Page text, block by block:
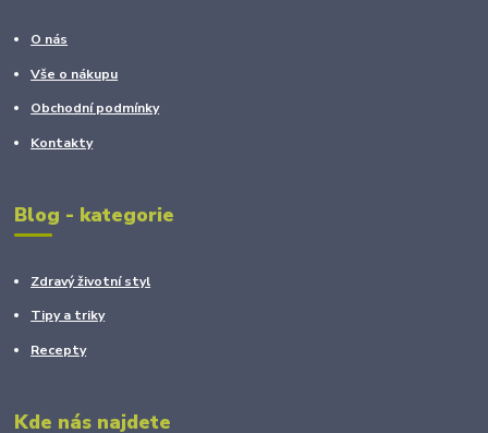
O nás
Vše o nákupu
Obchodní podmínky
Kontakty
Blog - kategorie
Zdravý životní styl
Tipy a triky
Recepty
Kde nás najdete